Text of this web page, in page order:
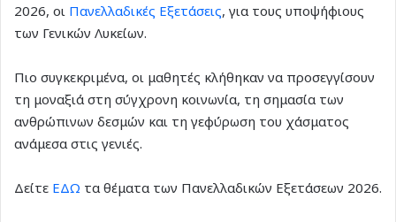
2026, οι Πανελλαδικές Εξετάσεις, για τους υποψήφιους
των Γενικών Λυκείων.
Πιο συγκεκριμένα, οι μαθητές κλήθηκαν να προσεγγίσουν
τη μοναξιά στη σύγχρονη κοινωνία, τη σημασία των
ανθρώπινων δεσμών και τη γεφύρωση του χάσματος
ανάμεσα στις γενιές.
Δείτε ΕΔΩ τα θέματα των Πανελλαδικών Εξετάσεων 2026.